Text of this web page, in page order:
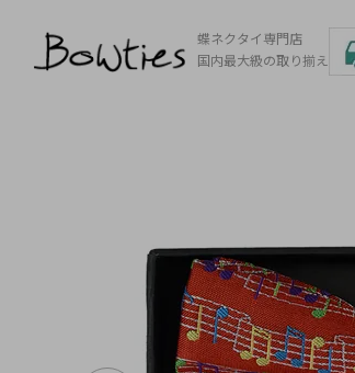
蝶ネクタイ専門店
国内最大級の取り揃え